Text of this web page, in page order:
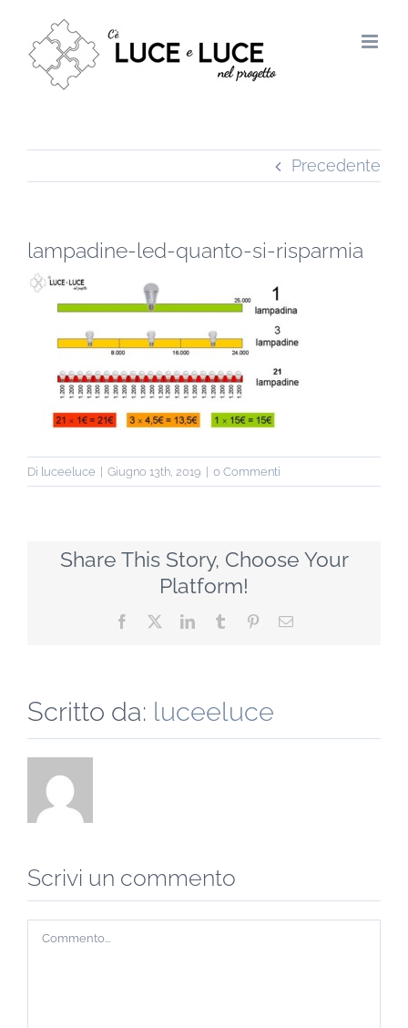
contenuto
Precedente
lampadine-led-quanto-si-risparmia
Di luceeluce Giugno 13th, 2019 0 Commenti
Share This Story, Choose Your
Platform!
Facebook LinkedInTumblr PinterestEmail
Scritto da: luceeluce
Scrivi un commento
Commento